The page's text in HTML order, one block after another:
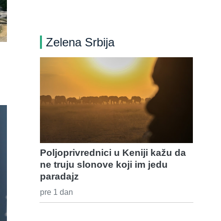
Zelena Srbija
Poljoprivrednici u Keniji kažu da
ne truju slonove koji im jedu
paradajz
pre 1 dan